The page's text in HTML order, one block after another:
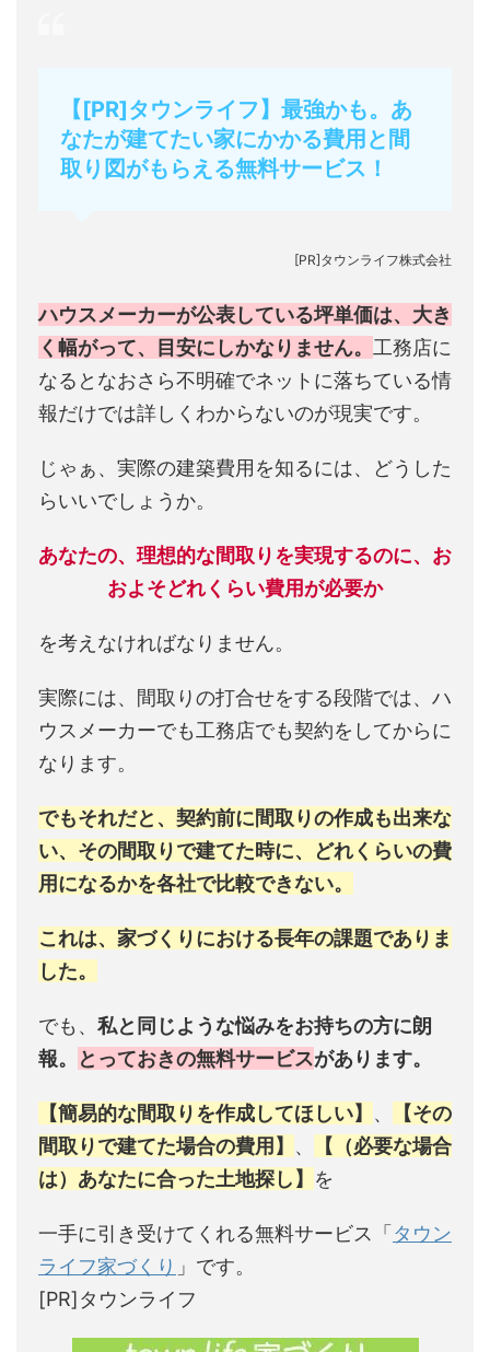
【[PR]タウンライフ】最強かも。あ
なたが建てたい家にかかる費用と間
取り図がもらえる無料サービス！
[PR]タウンライフ株式会社
ハウスメーカーが公表している坪単価は、大き
く幅がって、目安にしかなりません。 工務店に
なるとなおさら不明確でネットに落ちている情
報だけでは詳しくわからないのが現実です。
じゃぁ、実際の建築費用を知るには、どうした
らいいでしょうか。
あなたの、理想的な間取りを実現するのに、お
およそどれくらい費用が必要か
を考えなければなりません。
実際には、間取りの打合せをする段階では、ハ
ウスメーカーでも工務店でも契約をしてからに
なります。
でもそれだと、契約前に間取りの作成も出来な
い、その間取りで建てた時に、どれくらいの費
用になるかを各社で比較できない。
これは、家づくりにおける長年の課題でありま
した。
でも、 私と同じような悩みをお持ちの方に朗
報。
とっておきの無料サービスがあります。
【簡易的な間取りを作成してほしい】 、
【その
間取りで建てた場合の費用】 、
【（必要な場合
は）あなたに合った土地探し】 を
一手に引き受けてくれる無料サービス「 タウン
ライフ家づくり 」です。
[PR]タウンライフ